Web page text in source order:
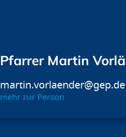
Pfarrer Martin
martin.vorlaender@gep.de
mehr zur Person